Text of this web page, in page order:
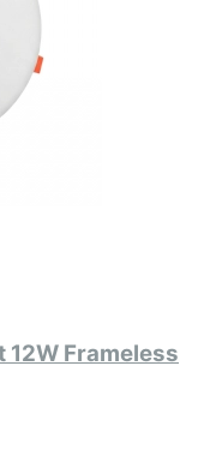
12W Frameless